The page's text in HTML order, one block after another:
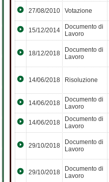
27/08/2010 Votazione
15/12/2014
Documento di
Lavoro
18/12/2018
Documento di
Lavoro
14/06/2018 Risoluzione
14/06/2018
Documento di
Lavoro
14/06/2018
Documento di
Lavoro
29/10/2018
Documento di
Lavoro
29/10/2018
Documento di
Lavoro